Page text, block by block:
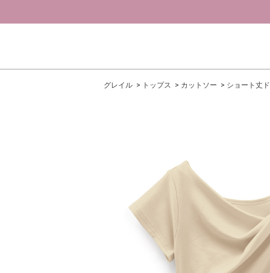
グレイル トップス カットソー ショート丈